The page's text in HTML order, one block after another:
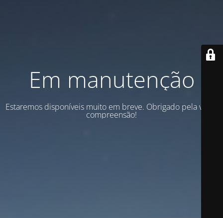
Em manutenção
Estaremos disponíveis muito em breve. Obrigado pela vossa
compreensão!